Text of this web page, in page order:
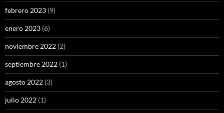
febrero 2023 (9)
enero 2023 (6)
noviembre 2022 (2)
septiembre 2022 (1)
agosto 2022 (3)
julio 2022 (1)